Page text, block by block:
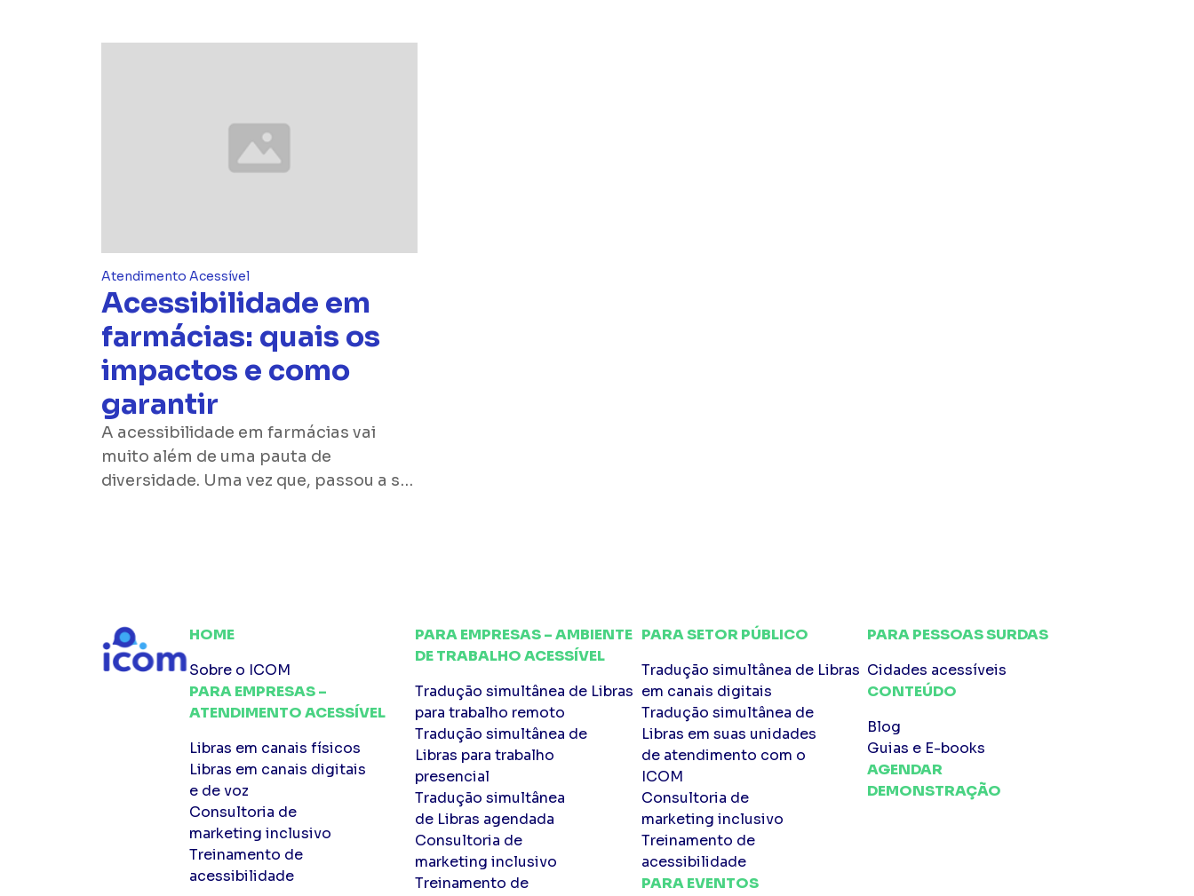
Atendimento Acessível
Acessibilidade em
farmácias: quais os
impactos e como
garantir
A acessibilidade em farmácias vai
muito além de uma pauta de
diversidade. Uma vez que, passou a ser
de saúde, incluindo farmácias e
drogarias. É necessário seguir o que
dispõe a […]
HOME
Sobre o ICOM
PARA EMPRESAS –
ATENDIMENTO ACESSÍVEL
Libras em canais físicos
Libras em canais digitais
e de voz
Consultoria de
marketing inclusivo
Treinamento de
acessibilidade
PARA EMPRESAS – AMBIENTE
DE TRABALHO ACESSÍVEL
Tradução simultânea de Libras
para trabalho remoto
Tradução simultânea de
Libras para trabalho
presencial
Tradução simultânea
de Libras agendada
Consultoria de
marketing inclusivo
Treinamento de
PARA SETOR PÚBLICO
Tradução simultânea de Libras
em canais digitais
Tradução simultânea de
Libras em suas unidades
de atendimento com o
ICOM
Consultoria de
marketing inclusivo
Treinamento de
acessibilidade
PARA EVENTOS
PARA PESSOAS SURDAS
Cidades acessíveis
CONTEÚDO
Blog
Guias e E-books
AGENDAR
DEMONSTRAÇÃO